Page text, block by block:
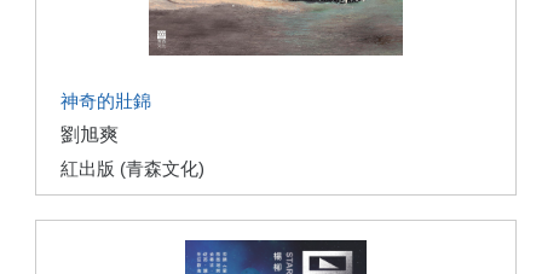
神奇的壯錦
劉旭爽
紅出版 (青森文化)